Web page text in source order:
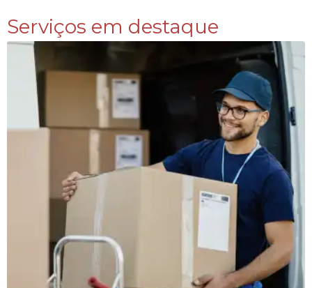
Serviços em destaque
Confira ao lado alguns de nossos
serviços em
destaque!